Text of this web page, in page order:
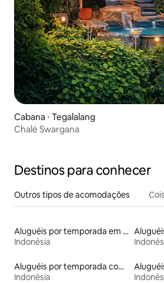
Cabana ⋅ Tegalalang
Chalé Swargana
Destinos para conhecer
Outros tipos de acomodações
Aluguéis por temporada em acampamentos
Indonésia
Aluguéis por temporada com caiaque
Indonésia